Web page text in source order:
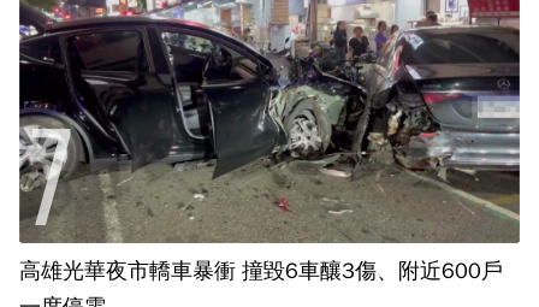
高雄光華夜市轎車暴衝 撞毀6車釀3傷、附近600戶